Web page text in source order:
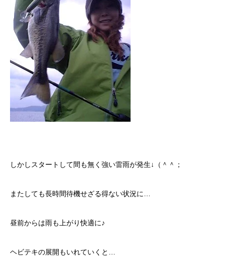
しかしスタートして間も無く強い雷雨が発生↓（＾＾；
またしても長時間待機せざる得ない状況に…
昼前からは雨も上がり快適に♪
ヘビテキの展開もいれていくと…